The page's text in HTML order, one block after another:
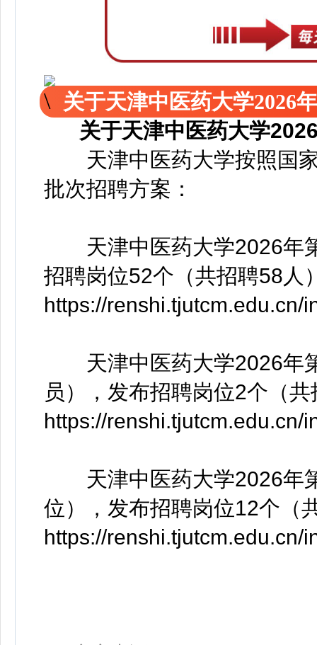
关于天津中医药大学2026
关于天津中医药大学
天津中医药大学按照国家
批次招聘方案：
天津中医药大学2026年
招聘岗位52个（共招聘58人
https://renshi.tjutcm.edu.cn/
天津中医药大学2026年
员），发布招聘岗位2个（
https://renshi.tjutcm.edu.cn/
天津中医药大学2026年
位），发布招聘岗位12个（
https://renshi.tjutcm.edu.cn/